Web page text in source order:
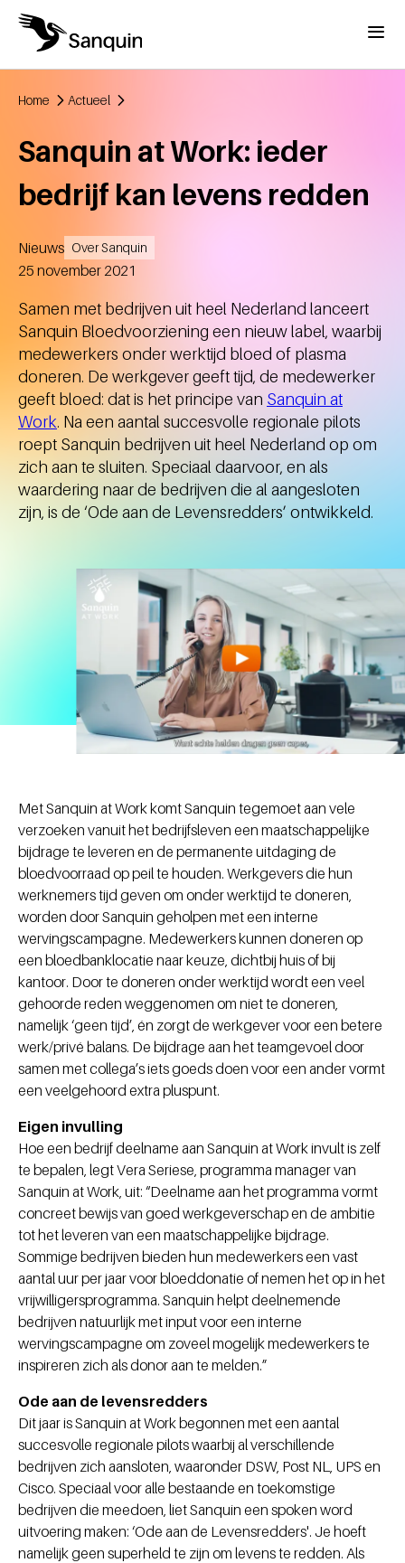
Overslaan en naar de inhoud gaan
Menu
Home Actueel
Sanquin at Work: ieder
bedrijf kan levens redden
Nieuws Over Sanquin
Aangemaakt
25 november 2021
Samen met bedrijven uit heel Nederland lanceert
Sanquin Bloedvoorziening een nieuw label, waarbij
medewerkers onder werktijd bloed of plasma
doneren. De werkgever geeft tijd, de medewerker
geeft bloed: dat is het principe van Sanquin at
Work. Na een aantal succesvolle regionale pilots
roept Sanquin bedrijven uit heel Nederland op om
zich aan te sluiten. Speciaal daarvoor, en als
waardering naar de bedrijven die al aangesloten
zijn, is de ‘Ode aan de Levensredders’ ontwikkeld.
Met Sanquin at Work komt Sanquin tegemoet aan vele
verzoeken vanuit het bedrijfsleven een maatschappelijke
bijdrage te leveren en de permanente uitdaging de
bloedvoorraad op peil te houden. Werkgevers die hun
werknemers tijd geven om onder werktijd te doneren,
worden door Sanquin geholpen met een interne
wervingscampagne. Medewerkers kunnen doneren op
een bloedbanklocatie naar keuze, dichtbij huis of bij
kantoor. Door te doneren onder werktijd wordt een veel
gehoorde reden weggenomen om niet te doneren,
namelijk ‘geen tijd’, én zorgt de werkgever voor een betere
werk/privé balans. De bijdrage aan het teamgevoel door
samen met collega’s iets goeds doen voor een ander vormt
een veelgehoord extra pluspunt.
Eigen invulling
Hoe een bedrijf deelname aan Sanquin at Work invult is zelf
te bepalen, legt Vera Seriese, programma manager van
Sanquin at Work, uit: “Deelname aan het programma vormt
concreet bewijs van goed werkgeverschap en de ambitie
tot het leveren van een maatschappelijke bijdrage.
Sommige bedrijven bieden hun medewerkers een vast
aantal uur per jaar voor bloeddonatie of nemen het op in het
vrijwilligersprogramma. Sanquin helpt deelnemende
bedrijven natuurlijk met input voor een interne
wervingscampagne om zoveel mogelijk medewerkers te
inspireren zich als donor aan te melden.”
Ode aan de levensredders
Dit jaar is Sanquin at Work begonnen met een aantal
succesvolle regionale pilots waarbij al verschillende
bedrijven zich aansloten, waaronder DSW, Post NL, UPS en
Cisco. Speciaal voor alle bestaande en toekomstige
bedrijven die meedoen, liet Sanquin een spoken word
uitvoering maken: ‘Ode aan de Levensredders'. Je hoeft
namelijk geen superheld te zijn om levens te redden. Als